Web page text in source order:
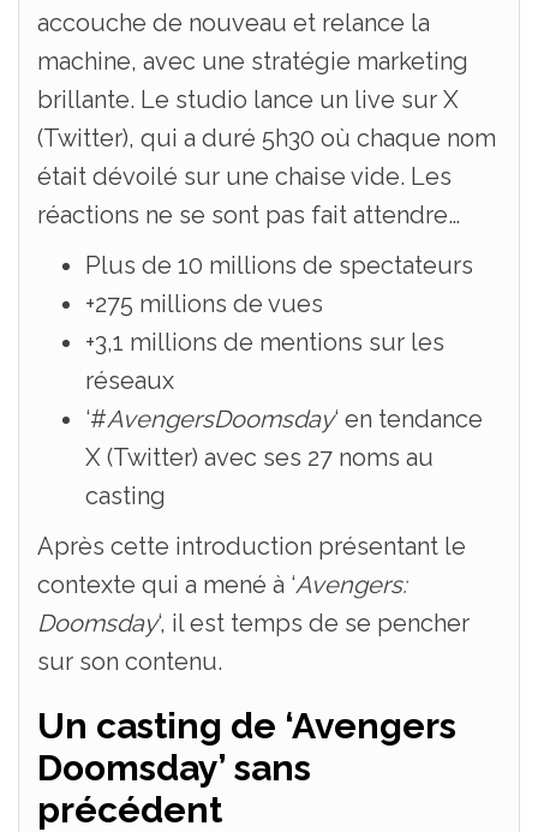
accouche de nouveau et relance la
machine, avec une stratégie marketing
brillante. Le studio lance un live sur X
(Twitter), qui a duré 5h30 où chaque nom
était dévoilé sur une chaise vide. Les
réactions ne se sont pas fait attendre…
Plus de 10 millions de spectateurs
+275 millions de vues
+3,1 millions de mentions sur les
réseaux
‘#AvengersDoomsday‘ en tendance
X (Twitter) avec ses 27 noms au
casting
Après cette introduction présentant le
contexte qui a mené à ‘Avengers:
Doomsday‘, il est temps de se pencher
sur son contenu.
Un casting de ‘Avengers
Doomsday’ sans
précédent